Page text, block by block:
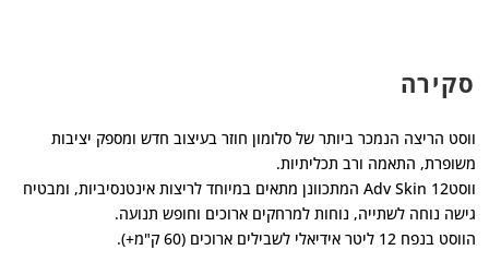
סקירה
ווסט הריצה הנמכר ביותר של סלומון חוזר בעיצוב חדש ומספק יציבות
משופרת, התאמה ורב תכליתיות.
ווסטAdv Skin 12 המתכוונן מתאים במיוחד לריצות אינטנסיביות, ומבטיח
גישה נוחה לשתייה, נוחות למרחקים ארוכים וחופש תנועה.
הווסט בנפח 12 ליטר אידיאלי לשבילים ארוכים (60 ק"מ+).